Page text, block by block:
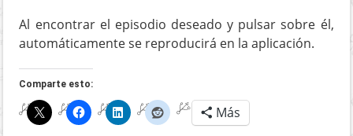
Al encontrar el episodio deseado y pulsar sobre él,
automáticamente se reproducirá en la aplicación.
Comparte esto:
Más